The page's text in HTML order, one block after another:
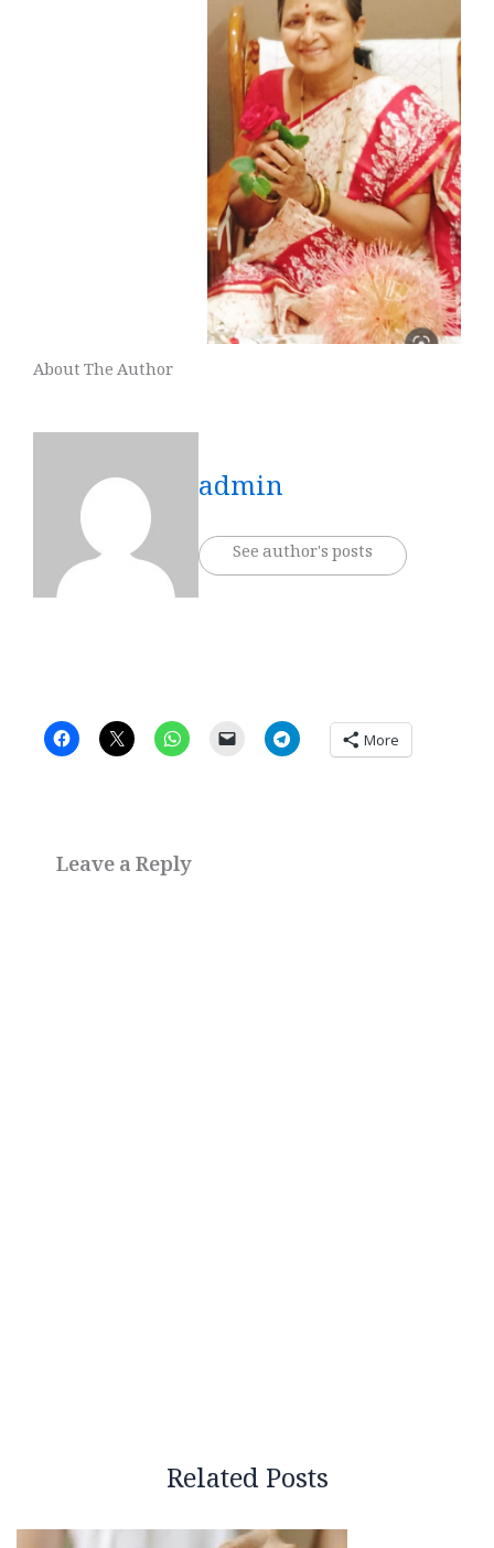
About The Author
admin
See author's posts
More
Leave a Reply
Related Posts